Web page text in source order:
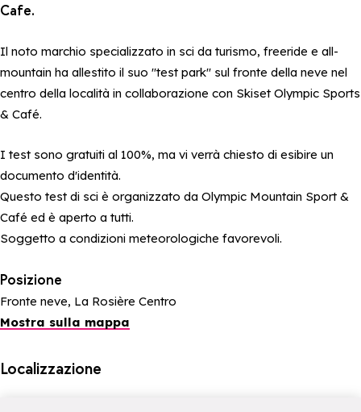
Cafe.
Il noto marchio specializzato in sci da turismo, freeride e all-
mountain ha allestito il suo "test park" sul fronte della neve nel
centro della località in collaborazione con Skiset Olympic Sports
& Café.
I test sono gratuiti al 100%, ma vi verrà chiesto di esibire un
documento d'identità.
Questo test di sci è organizzato da Olympic Mountain Sport &
Café ed è aperto a tutti.
Soggetto a condizioni meteorologiche favorevoli.
Posizione
Fronte neve, La Rosière Centro
Mostra sulla mappa
Localizzazione